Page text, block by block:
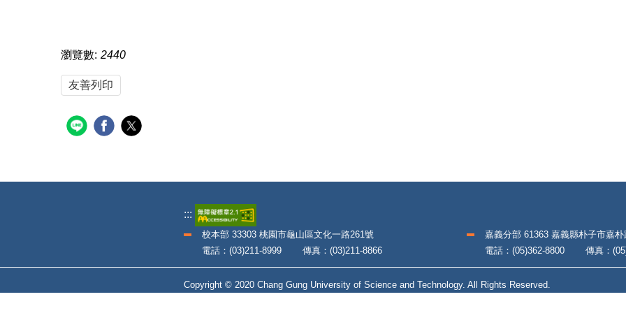
瀏覽數: 2440
友善列印
:::
校本部 33303 桃園市龜山區文化一路261號
電話：(03)211-8999 傳真：(03)211-8866
嘉義分部 61363 嘉義縣朴子市嘉朴
電話：(05)362-8800 傳真：
Copyright © 2020 Chang Gung University of Science and Technology. All Rights Reserved.